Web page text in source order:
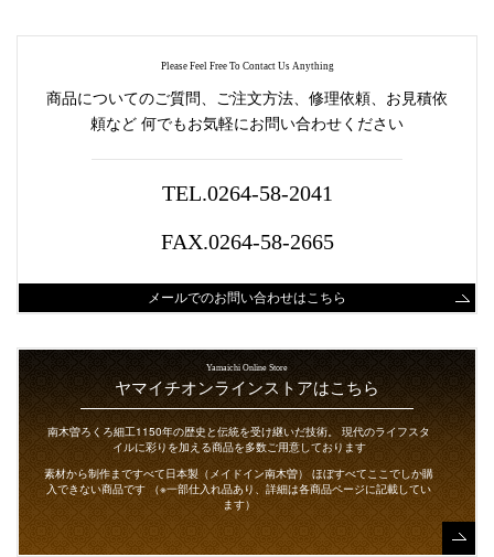
Please Feel Free To Contact Us Anything
商品についてのご質問、ご注文方法、修理依頼、お見積依
頼など 何でもお気軽にお問い合わせください
TEL.0264-58-2041
FAX.0264-58-2665
メールでのお問い合わせはこちら
Yamaichi Online Store
ヤマイチオンラインストアはこちら
南木曽ろくろ細工1150年の歴史と伝統を受け継いだ技術。
現代のライフスタ
イルに彩りを加える商品を多数ご用意しております
素材から制作まですべて日本製（メイドイン南木曽）
ほぼすべてここでしか購
入できない商品です （※一部仕入れ品あり、詳細は各商品ページに記載してい
ます）